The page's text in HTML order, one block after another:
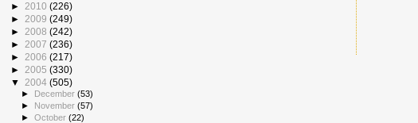
► 2010 (226)
► 2009 (249)
► 2008 (242)
► 2007 (236)
► 2006 (217)
► 2005 (330)
▼ 2004 (505)
► December(53)
► November(57)
►October(22)